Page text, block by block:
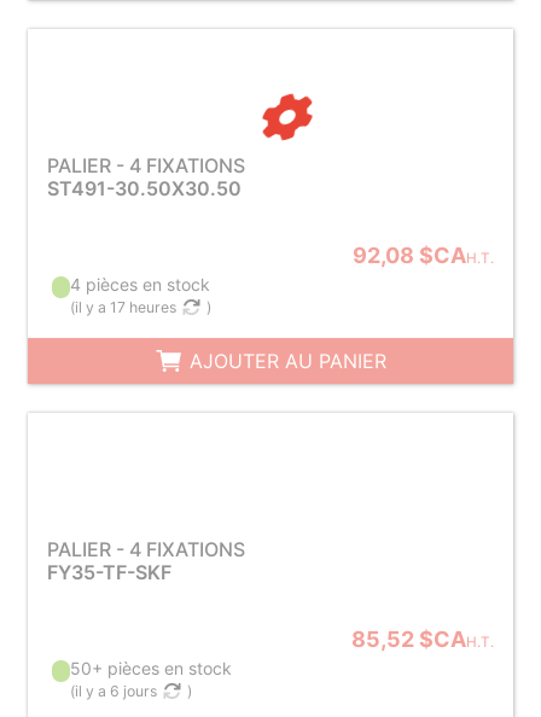
PALIER - 4 FIXATIONS
ST491-30.50X30.50
92,08 $CAH.T.
4 pièces en stock
(il y a 17 heures )
AJOUTER AU PANIER
PALIER - 4 FIXATIONS
FY35-TF-SKF
85,52 $CAH.T.
50+ pièces en stock
(il y a 6 jours )